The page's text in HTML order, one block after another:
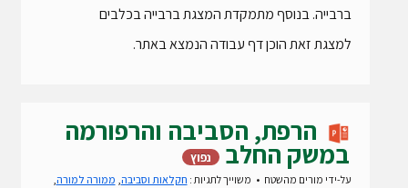
ברבייה. בנוסף מתמקדת המצגת ברבייה בכלבים
למצגת זאת הוכן דף עבודה הנמצא באתר.
הרפת, הסביבה והרפורמה
במשק החלב נפוץ
על-ידי מורים מהשטח משוייך לתגיות : חקלאות וסביבה, ממורה למורה,